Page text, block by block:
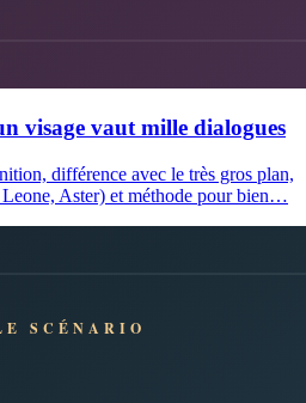
visage vaut mille dialogues
différence avec le très gros plan,
Aster) et méthode pour bien…